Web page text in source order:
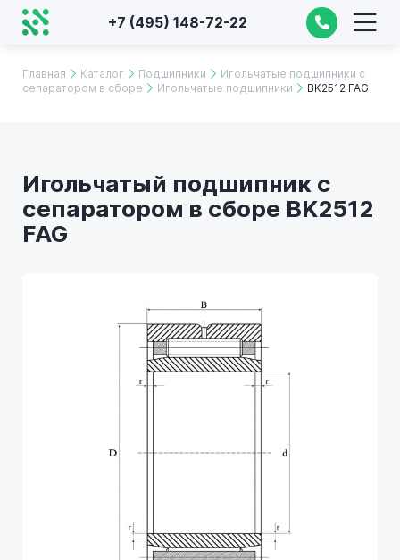
+7 (495) 148-72-22
Главная Каталог Подшипники
Игольчатые подшипники с
сепаратором в сборе
Игольчатые подшипники BK2512 FAG
Игольчатый подшипник с
сепаратором в сборе BK2512
FAG